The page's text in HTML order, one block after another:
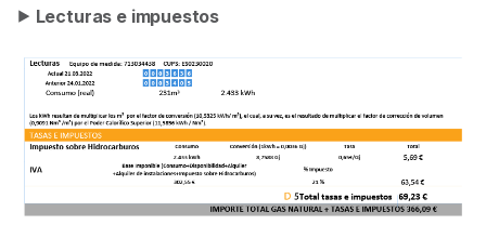
⯈ Lecturas e impuestos